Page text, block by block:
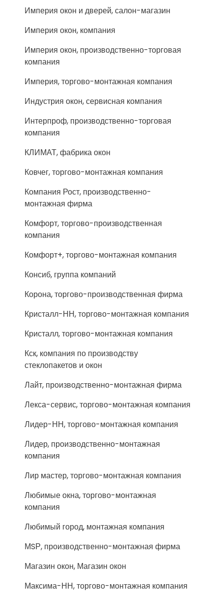
Империя окон и дверей, салон-магазин
Империя окон, компания
Империя окон, производственно-торговая
компания
Империя, торгово-монтажная компания
Индустрия окон, сервисная компания
Интерпроф, производственно-торговая
компания
КЛИМАТ, фабрика окон
Ковчег, торгово-монтажная компания
Компания Рост, производственно-
монтажная фирма
Комфорт, торгово-производственная
компания
Комфорт+, торгово-монтажная компания
Консиб, группа компаний
Корона, торгово-производственная фирма
Кристалл-НН, торгово-монтажная компания
Кристалл, торгово-монтажная компания
Кск, компания по производству
стеклопакетов и окон
Лайт, производственно-монтажная фирма
Лекса-сервис, торгово-монтажная компания
Лидер-НН, торгово-монтажная компания
Лидер, производственно-монтажная
компания
Лир мастер, торгово-монтажная компания
Любимые окна, торгово-монтажная
компания
Любимый город, монтажная компания
МSР, производственно-монтажная фирма
Магазин окон, Магазин окон
Максима-НН, торгово-монтажная компания